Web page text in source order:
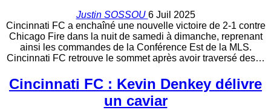
Justin SOSSOU 6 Juil 2025
Cincinnati FC a enchaîné une nouvelle victoire de 2-1 contre
Chicago Fire dans la nuit de samedi à dimanche, reprenant
ainsi les commandes de la Conférence Est de la MLS.
Cincinnati FC retrouve le sommet après avoir traversé des…
Cincinnati FC : Kevin Denkey délivre
un caviar